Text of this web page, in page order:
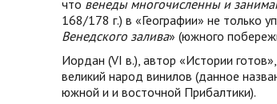
что венеды многочисленны и
168/178 г.) в «Географии» не только
Венедского залива» (южного
Иордан (VI в.), автор «Истории
великий народ винилов (данное
южной и и восточной Прибалтики).